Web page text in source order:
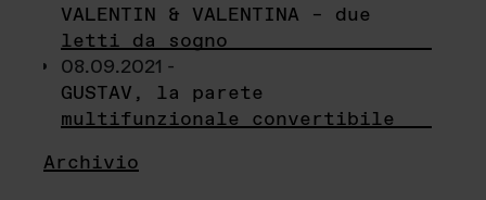
VALENTIN & VALENTINA – due
letti da sogno
08.09.2021 -
GUSTAV, la parete
multifunzionale convertibile
Archivio